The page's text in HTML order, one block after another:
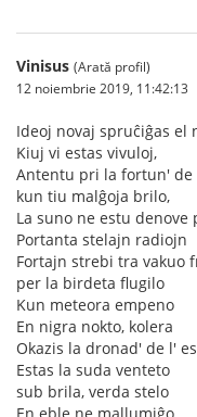
Vinisus (Arată profil)
12 noiembrie 2019, 11:42:13
Ideoj novaj spruĉiĝas el
Kiuj vi estas vivuloj,
Antentu pri la fortun'
kun tiu malĝoja brilo,
La suno ne estu denove
Portanta stelajn radiojn
Fortajn strebi tra vakuo
per la birdeta flugilo
Kun meteora empeno
En nigra nokto, kolera
Okazis la dronad' de l'
Estas la suda venteto
sub brila, verda stelo